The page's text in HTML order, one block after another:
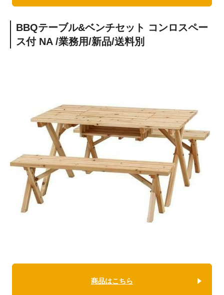
BBQテーブル&ベンチセット コンロスペー
ス付 NA /業務用/新品/送料別
商品はこちら